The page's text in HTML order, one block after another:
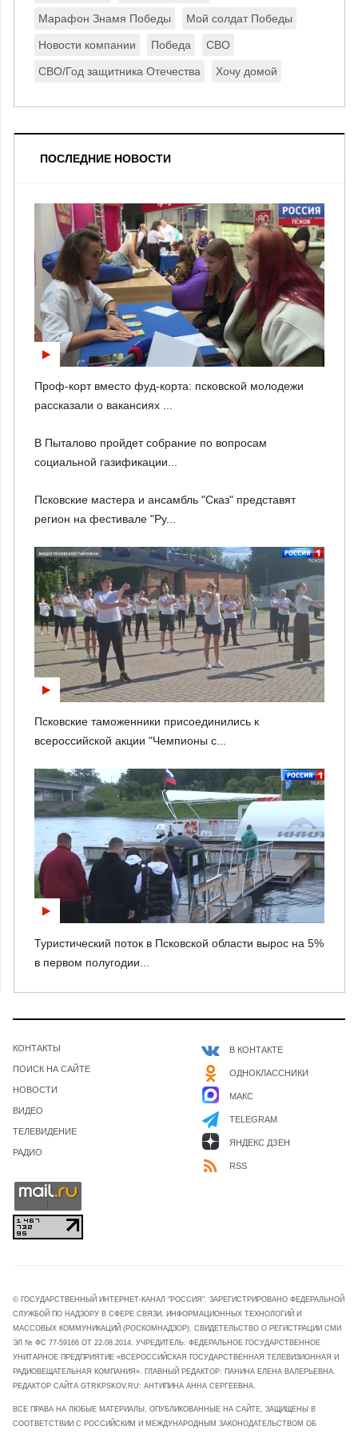
Марафон Знамя Победы Мой солдат Победы
Новости компании Победа СВО
СВО/Год защитника Отечества Хочу домой
ПОСЛЕДНИЕ НОВОСТИ
Проф-корт вместо фуд-корта: псковской молодежи
рассказали о вакансиях ...
В Пыталово пройдет собрание по вопросам
социальной газификации...
Псковские мастера и ансамбль "Сказ" представят
регион на фестивале "Ру...
Псковские таможенники присоединились к
всероссийской акции "Чемпионы с...
Туристический поток в Псковской области вырос на 5%
в первом полугодии...
КОНТАКТЫ
ПОИСК НА САЙТЕ
НОВОСТИ
ВИДЕО
ТЕЛЕВИДЕНИЕ
РАДИО
В КОНТАКТЕ
ОДНОКЛАССНИКИ
МАКС
TELEGRAM
ЯНДЕКС ДЗЕН
RSS
© ГОСУДАРСТВЕННЫЙ ИНТЕРНЕТ-КАНАЛ "РОССИЯ". ЗАРЕГИСТРИРОВАНО ФЕДЕРАЛЬНОЙ
СЛУЖБОЙ ПО НАДЗОРУ В СФЕРЕ СВЯЗИ, ИНФОРМАЦИОННЫХ ТЕХНОЛОГИЙ И
МАССОВЫХ КОММУНИКАЦИЙ (РОСКОМНАДЗОР). СВИДЕТЕЛЬСТВО О РЕГИСТРАЦИИ СМИ
ЭЛ № ФС 77-59166 ОТ 22.08.2014. УЧРЕДИТЕЛЬ: ФЕДЕРАЛЬНОЕ ГОСУДАРСТВЕННОЕ
УНИТАРНОЕ ПРЕДПРИЯТИЕ «ВСЕРОССИЙСКАЯ ГОСУДАРСТВЕННАЯ ТЕЛЕВИЗИОННАЯ И
РАДИОВЕЩАТЕЛЬНАЯ КОМПАНИЯ». ГЛАВНЫЙ РЕДАКТОР: ПАНИНА ЕЛЕНА ВАЛЕРЬЕВНА.
РЕДАКТОР САЙТА GTRKPSKOV.RU: АНТИПИНА АННА СЕРГЕЕВНА.
ВСЕ ПРАВА НА ЛЮБЫЕ МАТЕРИАЛЫ, ОПУБЛИКОВАННЫЕ НА САЙТЕ, ЗАЩИЩЕНЫ В
СООТВЕТСТВИИ С РОССИЙСКИМ И МЕЖДУНАРОДНЫМ ЗАКОНОДАТЕЛЬСТВОМ ОБ